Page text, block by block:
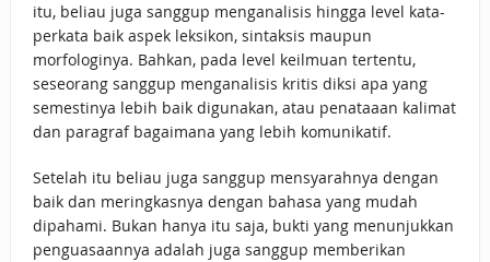
itu, beliau juga sanggup menganalisis hingga level kata-
perkata baik aspek leksikon, sintaksis maupun
morfologinya. Bahkan, pada level keilmuan tertentu,
seseorang sanggup menganalisis kritis diksi apa yang
semestinya lebih baik digunakan, atau penataaan kalimat
dan paragraf bagaimana yang lebih komunikatif.
Setelah itu beliau juga sanggup mensyarahnya dengan
baik dan meringkasnya dengan bahasa yang mudah
dipahami. Bukan hanya itu saja, bukti yang menunjukkan
penguasaannya adalah juga sanggup memberikan